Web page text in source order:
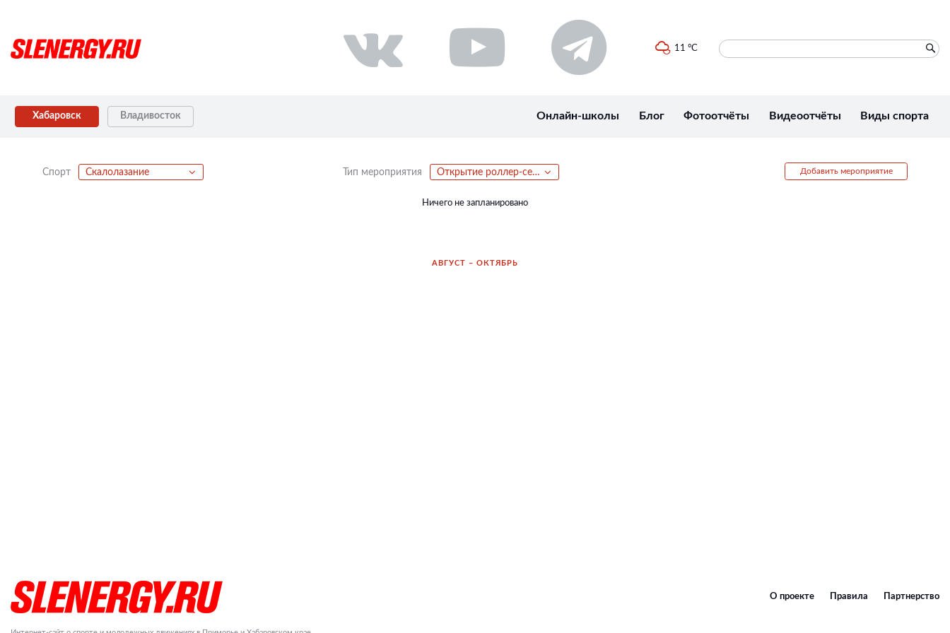
11 °C
Хабаровск Владивосток Онлайн-школы Блог Фотоотчёты Видеоотчёты Виды спорта
Спорт Скалолазание Тип мероприятия Открытие роллер-сезона Добавить мероприятие
Ничего не запланировано
АВГУСТ – ОКТЯБРЬ
О проекте Правила Партнерство